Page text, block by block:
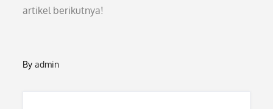
artikel berikutnya!
Byadmin